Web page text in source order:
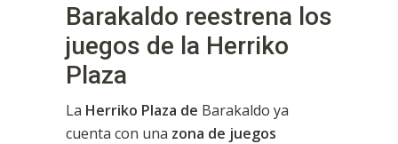
Barakaldo reestrena los
juegos de la Herriko
Plaza
La Herriko Plaza de Barakaldo ya
cuenta con una zona de juegos